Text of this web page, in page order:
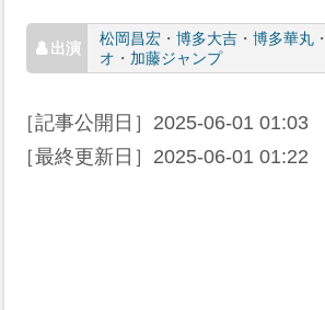
松岡昌宏・ 博多大吉・ 博多華丸・
オ ・ 加藤ジャンプ
［記事公開日］ 2025-06-01 01:03
［最終更新日］ 2025-06-01 01:22